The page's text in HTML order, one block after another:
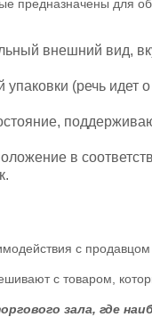
предназначены для
внешний вид,
(речь идет
в
с продавцом
с товаром,
зала, где